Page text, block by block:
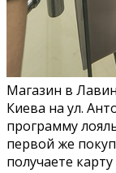
Магазин в
Киева на ул.
программу
первой же
получаете